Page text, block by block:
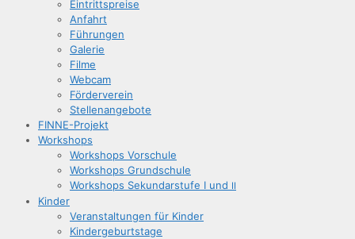
Ein­tritts­prei­se
Anfahrt
Füh­run­gen
Gale­rie
Fil­me
Web­cam
För­der­ver­ein
Stel­len­an­ge­bo­te
FIN­­NE-Pro­­jekt
Work­shops
Work­shops Vorschule
Work­shops Grundschule
Work­shops Sekun­dar­stu­fe I und II
Kin­der
Ver­an­stal­tun­gen für Kinder
Kin­der­ge­burts­ta­ge